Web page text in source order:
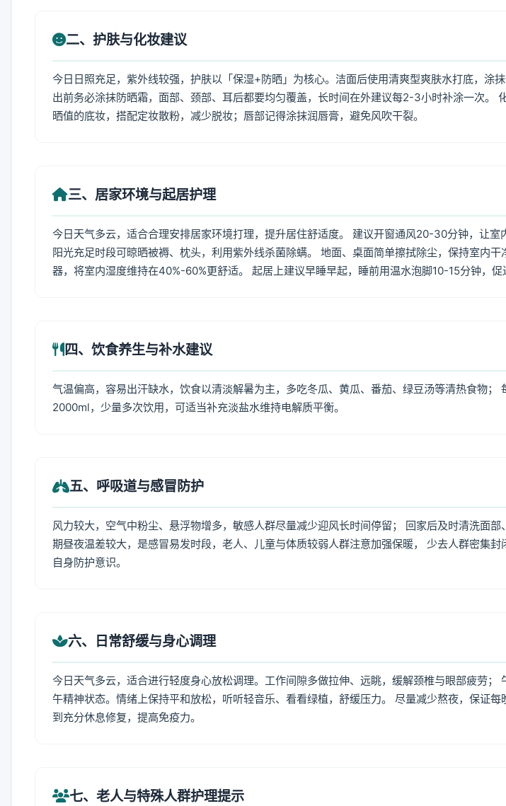
二、护肤与化妆建议
今日日照充足，紫外线较强，护肤以「保湿+防晒」为核心。洁面后使用清爽型爽肤水打底，涂
出前务必涂抹防晒霜，面部、颈部、耳后都要均匀覆盖，长时间在外建议每2-3小时补涂一次。
晒值的底妆，搭配定妆散粉，减少脱妆；唇部记得涂抹润唇膏，避免风吹干裂。
三、居家环境与起居护理
今日天气多云，适合合理安排居家环境打理，提升居住舒适度。 建议开窗通风20-30分钟，让室
阳光充足时段可晾晒被褥、枕头，利用紫外线杀菌除螨。 地面、桌面简单擦拭除尘，保持室内
器，将室内湿度维持在40%-60%更舒适。 起居上建议早睡早起，睡前用温水泡脚10-15分钟，促
四、饮食养生与补水建议
气温偏高，容易出汗缺水，饮食以清淡解暑为主，多吃冬瓜、黄瓜、番茄、绿豆汤等清热食物；
2000ml，少量多次饮用，可适当补充淡盐水维持电解质平衡。
五、呼吸道与感冒防护
风力较大，空气中粉尘、悬浮物增多，敏感人群尽量减少迎风长时间停留； 回家后及时清洗面
期昼夜温差较大，是感冒易发时段，老人、儿童与体质较弱人群注意加强保暖， 少去人群密集
自身防护意识。
六、日常舒缓与身心调理
今日天气多云，适合进行轻度身心放松调理。工作间隙多做拉伸、远眺，缓解颈椎与眼部疲劳；
午精神状态。情绪上保持平和放松，听听轻音乐、看看绿植，舒缓压力。 尽量减少熬夜，保证
到充分休息修复，提高免疫力。
七、老人与特殊人群护理提示